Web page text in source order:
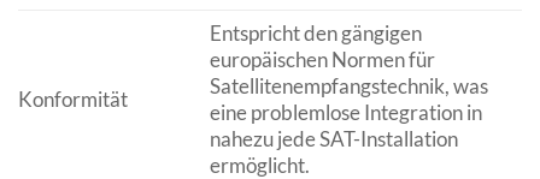
Konformität
Entspricht den gängigen
europäischen Normen für
Satellitenempfangstechnik, was
eine problemlose Integration in
nahezu jede SAT-Installation
ermöglicht.